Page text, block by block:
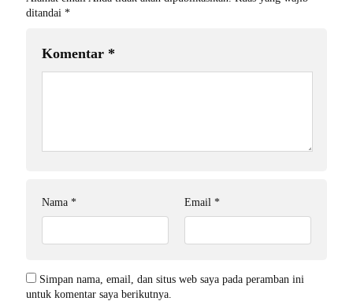
ditandai *
Komentar *
Nama * Email *
Simpan nama, email, dan situs web saya pada peramban ini
untuk komentar saya berikutnya.